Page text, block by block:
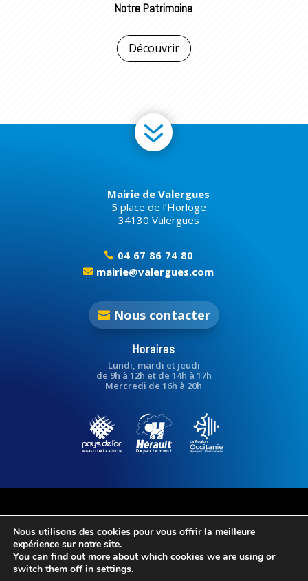
Notre Patrimoine
Découvrir
7
Mairie de Valergues
5 place de l’Horloge
34130 Valergues
 04 67 86 74 80
 mairie@valergues.com
Nous contacter
Horaires
Lundi, mardi et jeudi
de 9h à 12h et de 14h à 17h
Mercredi de 16h à 20h
© Commune de Valergues 2024 – Tous droits réservés
Nous utilisons des cookies pour vous offrir la meilleure
expérience sur notre site.
You can find out more about which cookies we are using or
switch them off in settings.